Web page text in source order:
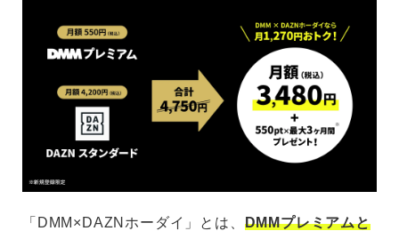
「DMM×DAZNホーダイ」とは、 DMMプレミアムと